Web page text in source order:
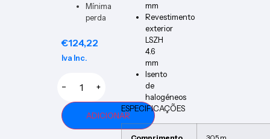
Mínima
perda
€124,22
Iva Inc.
− +
ADICIONAR
mm
Revestimento
exterior
LSZH
4.6
mm
Isento
de
halogéneos
ESPECIFICAÇÕES